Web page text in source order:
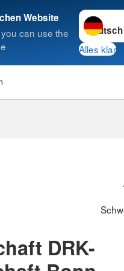
Website
can use the
Sprache
Alles klar
Suche
DRK-